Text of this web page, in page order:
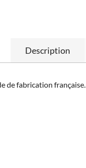
Description
de fabrication française.